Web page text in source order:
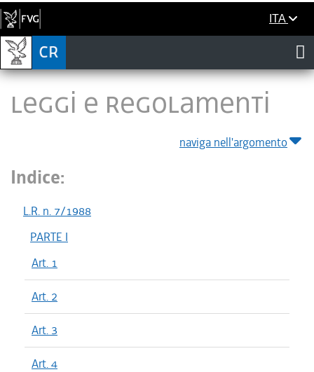
ITA
LEGGI E REGOLAMENTI
naviga nell'argomento
Indice:
L.R. n. 7/1988
PARTE I
Art. 1
Art. 2
Art. 3
Art. 4